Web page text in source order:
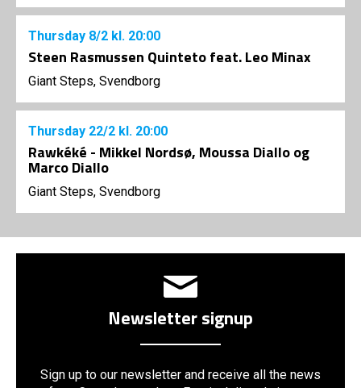
Thursday 8/2 kl. 20:00
Steen Rasmussen Quinteto feat. Leo Minax
Giant Steps, Svendborg
Thursday 22/2 kl. 20:00
Rawkéké - Mikkel Nordsø, Moussa Diallo og
Marco Diallo
Giant Steps, Svendborg
Newsletter signup
Sign up to our newsletter and receive all the news